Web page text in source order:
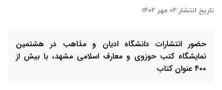
تاریخ انتشار:۰۲ مهر ۱۴۰۲
حضور انتشارات دانشگاه ادیان و مذاهب در هشتمین
نمایشگاه کتب حوزوی و معارف اسلامی مشهد، با بیش از
۴٠٠ عنوان کتاب